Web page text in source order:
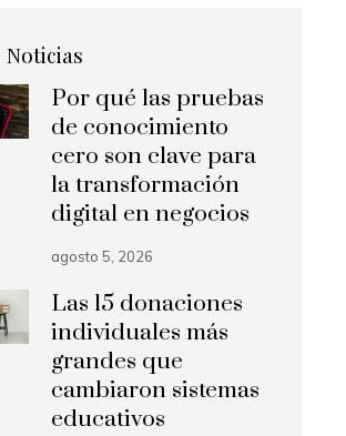
Por qué las pruebas
de conocimiento
cero son clave para
la transformación
digital en negocios
agosto 5, 2026
Las 15 donaciones
individuales más
grandes que
cambiaron sistemas
educativos